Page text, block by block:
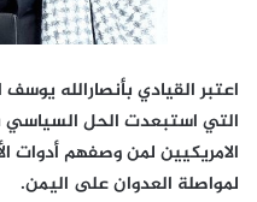
اعتبر القيادي بأنصارالله
التي استبعدت الحل السياسي
الامريكيين لمن وصفهم أدوات
لمواصلة العدوان على اليمن.